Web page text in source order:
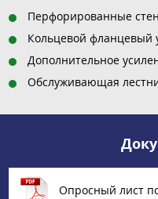
Перфорированные
Кольцевой фланцевый
Дополнительное
Обслуживающая
Опросный лист